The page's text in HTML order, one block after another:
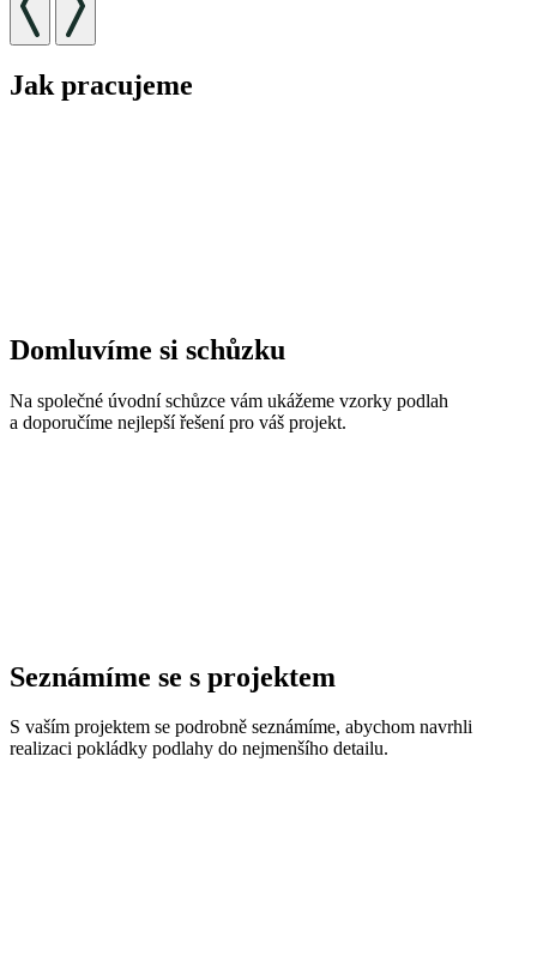
Jak pracujeme
Domluvíme si schůzku
Na společné úvodní schůzce vám ukážeme vzorky podlah
a doporučíme nejlepší řešení pro váš projekt.
Seznámíme se s projektem
S vaším projektem se podrobně seznámíme, abychom navrhli
realizaci pokládky podlahy do nejmenšího detailu.